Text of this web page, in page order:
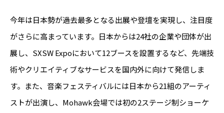
今年は日本勢が過去最多となる出展や登壇を実現し、注目度
がさらに高まっています。日本からは24社の企業や団体が出
展し、SXSW Expoにおいて12ブースを設置するなど、先端技
術やクリエイティブなサービスを国内外に向けて発信しま
す。また、音楽フェスティバルには日本から21組のアーティ
ストが出演し、Mohawk会場では初の2ステージ制ショーケ